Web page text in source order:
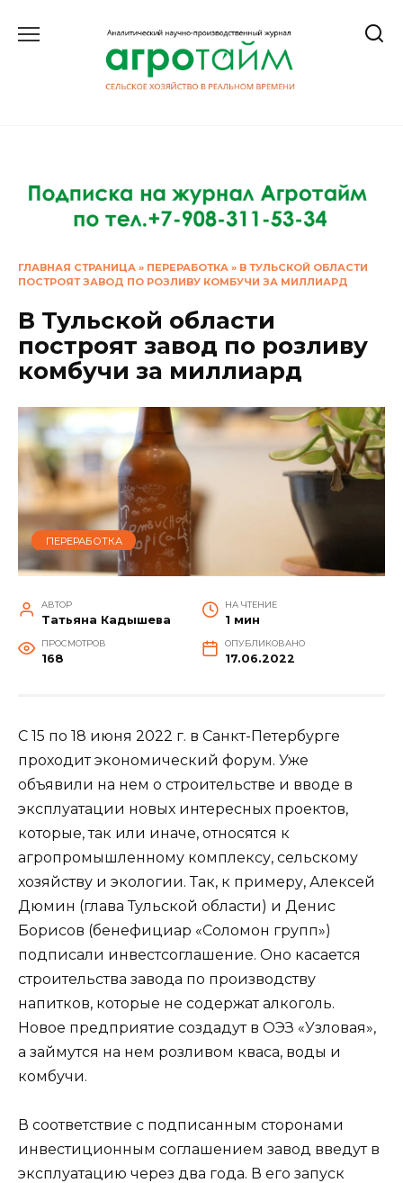
ГЛАВНАЯ СТРАНИЦА » ПЕРЕРАБОТКА » В ТУЛЬСКОЙ ОБЛАСТИ
ПОСТРОЯТ ЗАВОД ПО РОЗЛИВУ КОМБУЧИ ЗА МИЛЛИАРД
В Тульской области
построят завод по розливу
комбучи за миллиард
ПЕРЕРАБОТКА
АВТОР
Татьяна Кадышева
НА ЧТЕНИЕ
1 мин
ПРОСМОТРОВ
168
ОПУБЛИКОВАНО
17.06.2022
С 15 по 18 июня 2022 г. в Санкт-Петербурге
проходит экономический форум. Уже
объявили на нем о строительстве и вводе в
эксплуатации новых интересных проектов,
которые, так или иначе, относятся к
агропромышленному комплексу, сельскому
хозяйству и экологии. Так, к примеру, Алексей
Дюмин (глава Тульской области) и Денис
Борисов (бенефициар «Соломон групп»)
подписали инвестсоглашение. Оно касается
строительства завода по производству
напитков, которые не содержат алкоголь.
Новое предприятие создадут в ОЭЗ «Узловая»,
а займутся на нем розливом кваса, воды и
комбучи.
В соответствие с подписанным сторонами
инвестиционным соглашением завод введут в
эксплуатацию через два года. В его запуск